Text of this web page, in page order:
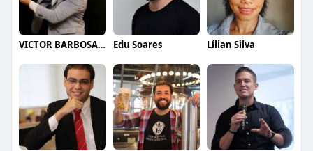
VICTOR BARBOSA QUARANTA Edu Soares Lílian Silva